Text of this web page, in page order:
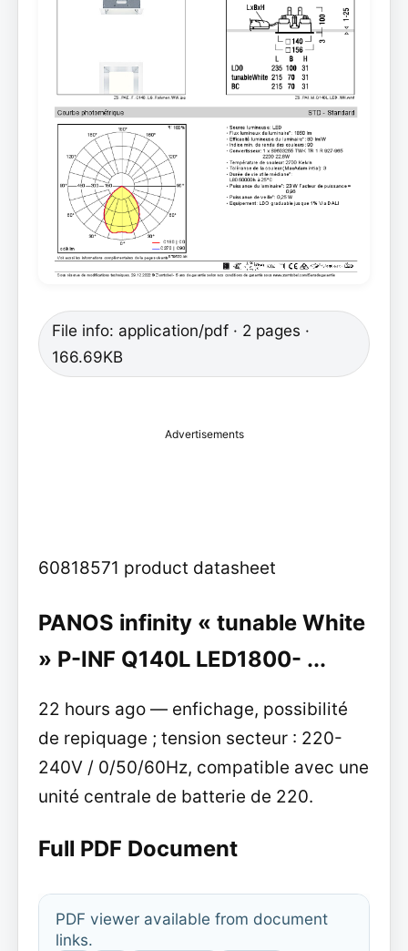
File info: application/pdf · 2 pages ·
166.69KB
Advertisements
60818571 product datasheet
PANOS infinity « tunable White
» P-INF Q140L LED1800- ...
22 hours ago — enfichage, possibilité
de repiquage ; tension secteur : 220-
240V / 0/50/60Hz, compatible avec une
unité centrale de batterie de 220.
Full PDF Document
PDF viewer available from document
links.